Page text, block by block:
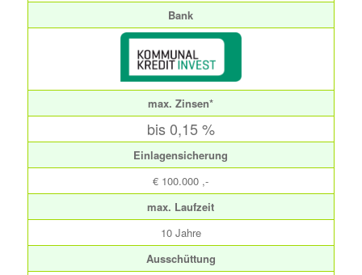
Bank
max. Zinsen*
bis 0,15 %
Einlagensicherung
€ 100.000 ,-
max. Laufzeit
10 Jahre
Ausschüttung